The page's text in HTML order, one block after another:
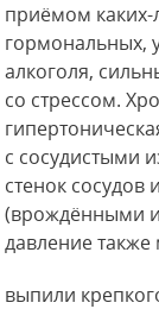
приёмом
гормональных,
алкоголя,
со стрессом.
с сосудистыми
стенок сосудов
(врождёнными
давление
выпили